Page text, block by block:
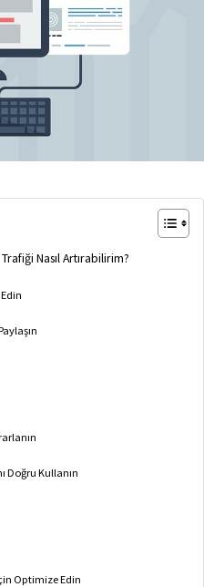
Nasıl Artırabilirim?
Doğru Kullanın
Optimize Edin